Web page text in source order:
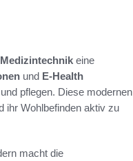
Medizintechnik eine
und E-Health
pflegen. Diese modernen
ihr Wohlbefinden aktiv zu
macht die